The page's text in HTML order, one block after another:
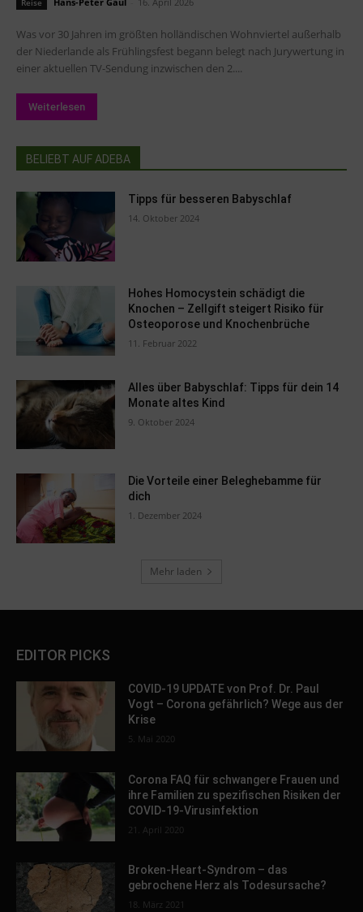
Reise
Was vor 30 Jahren im größten holländischen Wohnviertel außerhalb
der Niederlande als Frühlingsfest begann belegt nach Jurywertung in
einer aktuellen TV-Sendung inzwischen den 2....
Weiterlesen
BELIEBT AUF ADEBA
Tipps für besseren Babyschlaf
14. Oktober 2024
Hohes Homocystein schädigt die
Knochen – Zellgift steigert Risiko für
Osteoporose und Knochenbrüche
11. Februar 2022
Alles über Babyschlaf: Tipps für dein 14
Monate altes Kind
9. Oktober 2024
Die Vorteile einer Beleghebamme für
dich
1. Dezember 2024
Mehr laden
EDITOR PICKS
COVID-19 UPDATE von Prof. Dr. Paul
Vogt – Corona gefährlich? Wege aus der
Krise
5. Mai 2020
Corona FAQ für schwangere Frauen und
ihre Familien zu spezifischen Risiken der
COVID-19-Virusinfektion
21. April 2020
Broken-Heart-Syndrom – das
gebrochene Herz als Todesursache?
18. März 2021